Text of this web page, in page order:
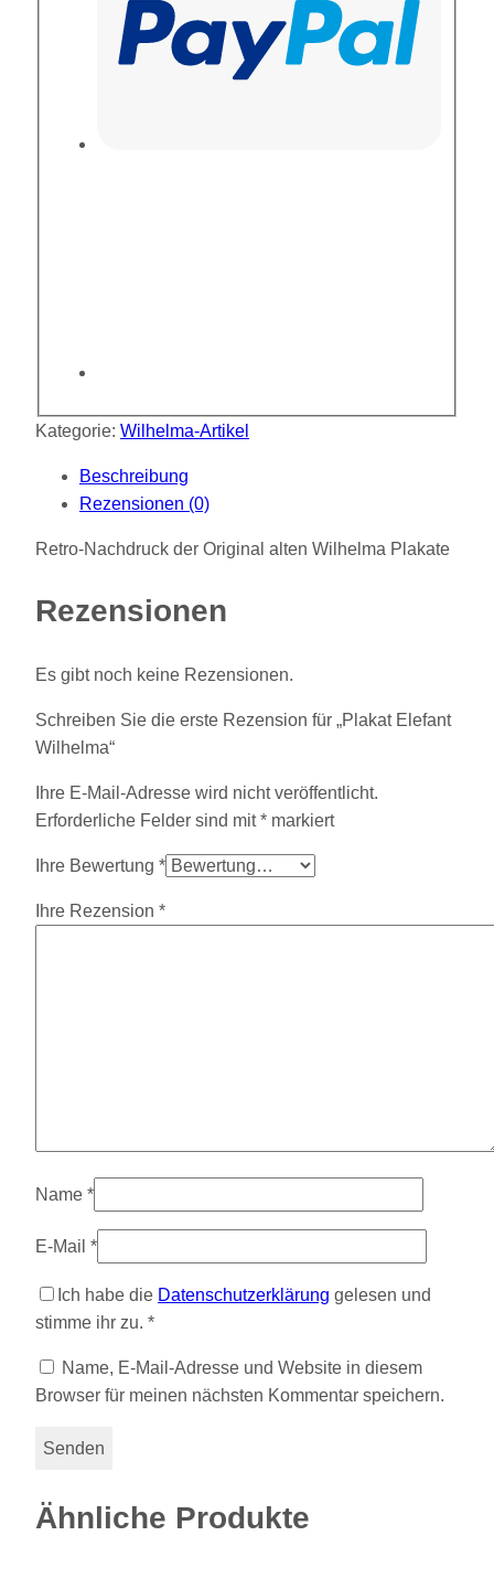
Kategorie: Wilhelma-Artikel
Beschreibung
Rezensionen (0)
Retro-Nachdruck der Original alten Wilhelma Plakate
Rezensionen
Es gibt noch keine Rezensionen.
Schreiben Sie die erste Rezension für „Plakat Elefant
Wilhelma“
Ihre E-Mail-Adresse wird nicht veröffentlicht.
Erforderliche Felder sind mit* markiert
Ihre Bewertung *
Ihre Rezension *
Name *
E-Mail *
Ich habe die Datenschutzerklärung gelesen und
stimme ihr zu. *
Name, E-Mail-Adresse und Website in diesem
Browser für meinen nächsten Kommentar speichern.
Ähnliche Produkte